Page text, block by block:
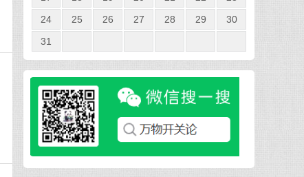
24
25 26 27 28 29
30
31